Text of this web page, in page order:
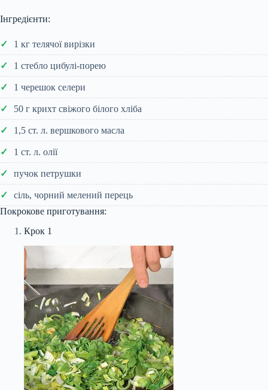
Інгредієнти:
1 кг телячої вирізки
1 стебло цибулі-порею
1 черешок селери
50 г крихт свіжого білого хліба
1,5 ст. л. вершкового масла
1 ст. л. олії
пучок петрушки
сіль, чорний мелений перець
Покрокове приготування:
Крок 1